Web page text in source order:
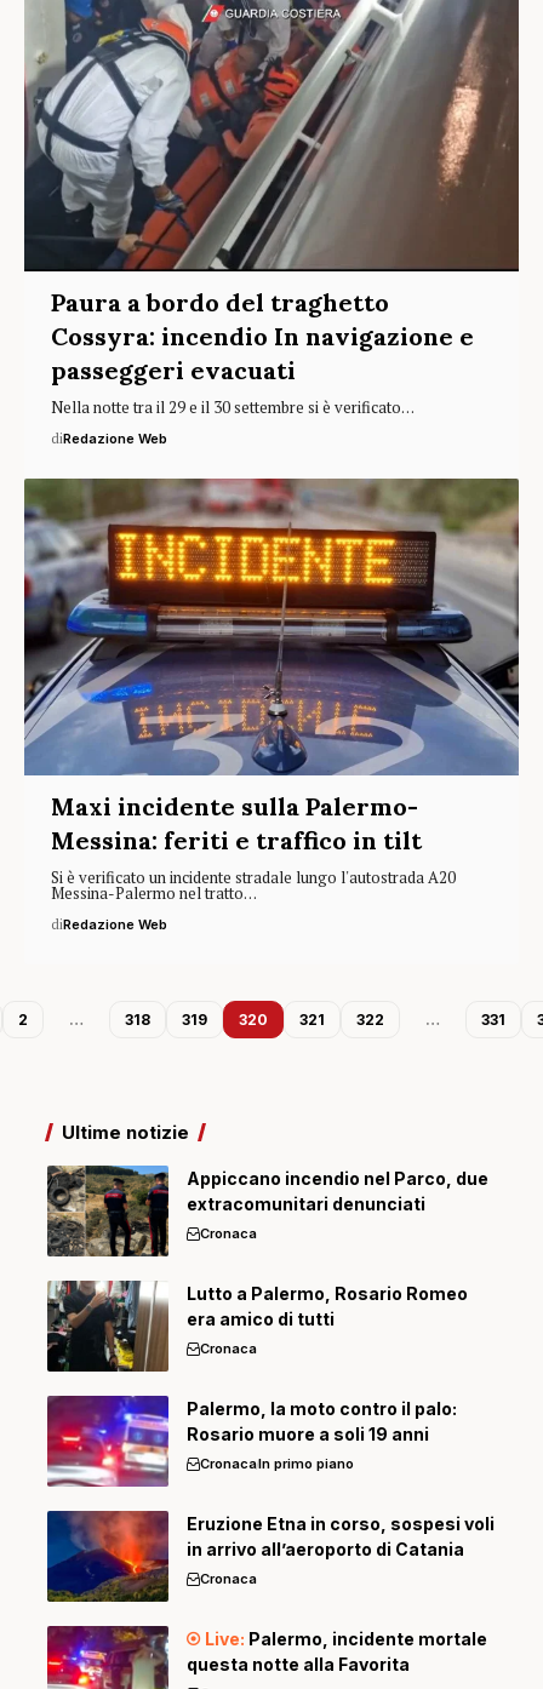
Paura a bordo del traghetto
Cossyra: incendio In navigazione e
passeggeri evacuati
Nella notte tra il 29 e il 30 settembre si è verificato…
diRedazione Web
Maxi incidente sulla Palermo-
Messina: feriti e traffico in tilt
Si è verificato un incidente stradale lungo l'autostrada A20
Messina-Palermo nel tratto…
diRedazione Web
2 … 318 319 320 321 322 … 331
Ultime notizie
Appiccano incendio nel Parco, due
extracomunitari denunciati
Cronaca
Lutto a Palermo, Rosario Romeo
era amico di tutti
Cronaca
Palermo, la moto contro il palo:
Rosario muore a soli 19 anni
CronacaIn primo piano
Eruzione Etna in corso, sospesi voli
in arrivo all’aeroporto di Catania
Cronaca
Palermo, incidente mortale
questa notte alla Favorita